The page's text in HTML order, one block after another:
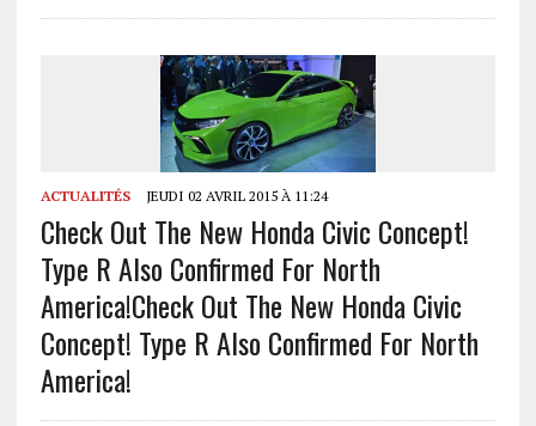
ACTUALITÉS JEUDI 02 AVRIL 2015 À 11:24
Check Out The New Honda Civic Concept!
Type R Also Confirmed For North
America!Check Out The New Honda Civic
Concept! Type R Also Confirmed For North
America!